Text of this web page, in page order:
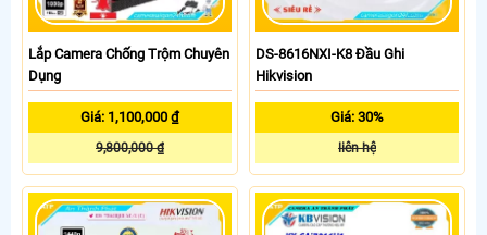
Lắp Camera Chống Trộm Chuyên
Dụng
Giá: 1,100,000 ₫
9,800,000 ₫
DS-8616NXI-K8 Đầu Ghi
Hikvision
Giá: 30%
liên hệ